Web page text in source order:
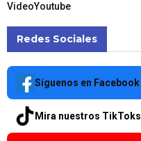
VideoYoutube
Redes Sociales
Síguenos en Facebook
Mira nuestros TikToks